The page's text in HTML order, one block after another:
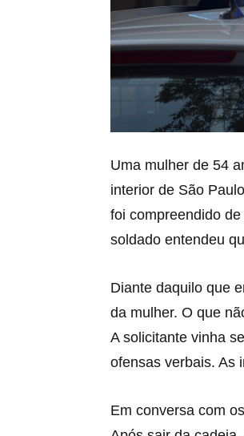
Uma mulher de 54
interior de São
foi compreendido
soldado entendeu
Diante daquilo que
da mulher. O que
A solicitante vinha
ofensas verbais. As
Em conversa com